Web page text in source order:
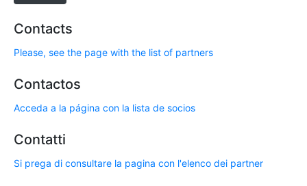
Contacts
Please, see the page with the list of partners
Contactos
Acceda a la página con la lista de socios
Contatti
Si prega di consultare la pagina con l'elenco dei partner